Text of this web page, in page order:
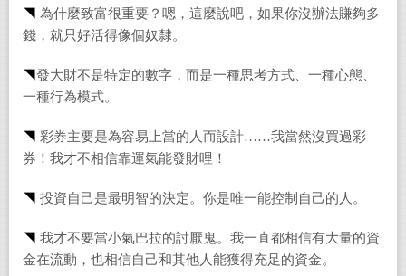
◥ 為什麼致富很重要？嗯，這麼說吧，如果你沒辦法賺夠多
錢，就只好活得像個奴隸。
◥發大財不是特定的數字，而是一種思考方式、一種心態、
一種行為模式。
◥ 彩券主要是為容易上當的人而設計……我當然沒買過彩
券！我才不相信靠運氣能發財哩！
◥ 投資自己是最明智的決定。你是唯一能控制自己的人。
◥ 我才不要當小氣巴拉的討厭鬼。我一直都相信有大量的資
金在流動，也相信自己和其他人能獲得充足的資金。